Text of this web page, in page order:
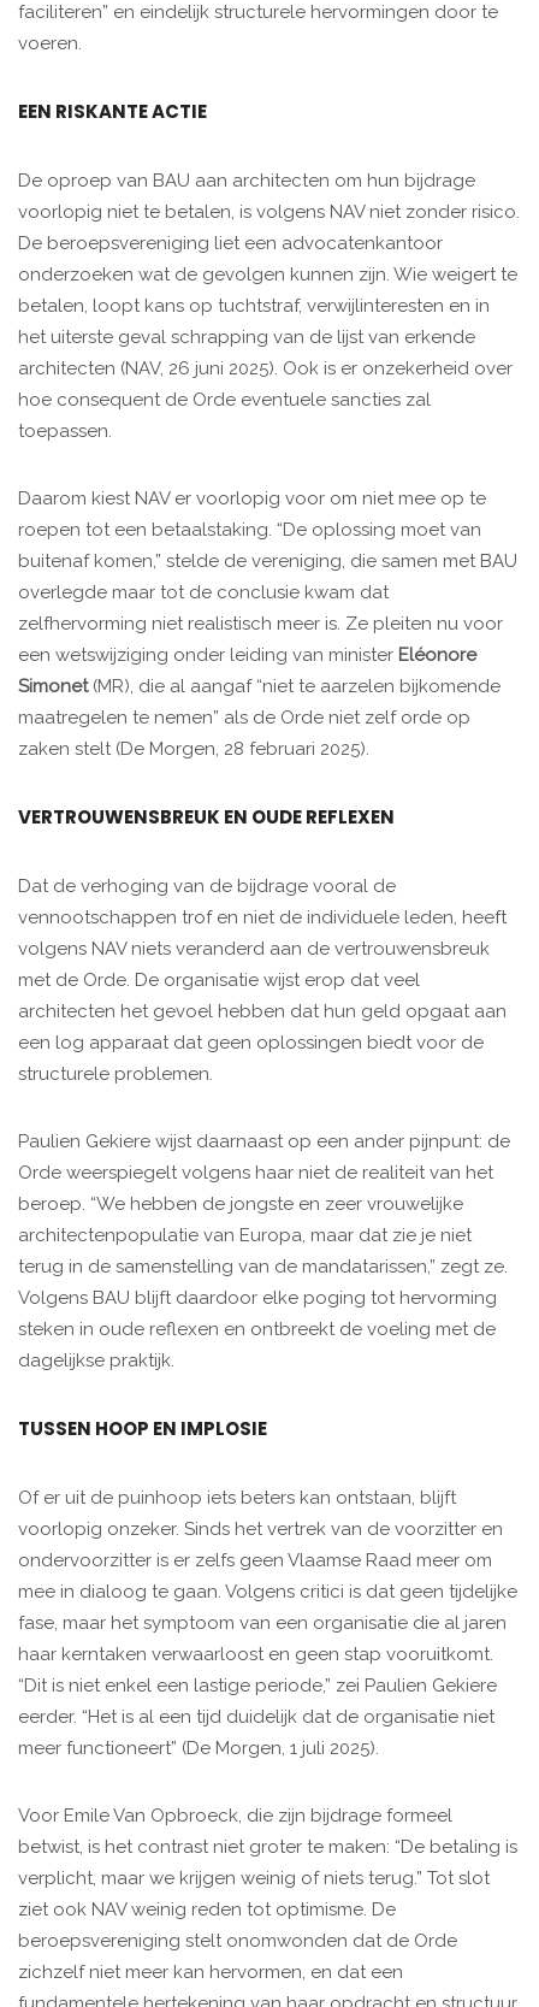
faciliteren” en eindelijk structurele hervormingen door te
voeren.
EEN RISKANTE ACTIE
De oproep van BAU aan architecten om hun bijdrage
voorlopig niet te betalen, is volgens NAV niet zonder risico.
De beroepsvereniging liet een advocatenkantoor
onderzoeken wat de gevolgen kunnen zijn. Wie weigert te
betalen, loopt kans op tuchtstraf, verwijlinteresten en in
het uiterste geval schrapping van de lijst van erkende
architecten (NAV, 26 juni 2025). Ook is er onzekerheid over
hoe consequent de Orde eventuele sancties zal
toepassen.
Daarom kiest NAV er voorlopig voor om niet mee op te
roepen tot een betaalstaking. “De oplossing moet van
buitenaf komen,” stelde de vereniging, die samen met BAU
overlegde maar tot de conclusie kwam dat
zelfhervorming niet realistisch meer is. Ze pleiten nu voor
een wetswijziging onder leiding van minister Eléonore
Simonet(MR), die al aangaf “niet te aarzelen bijkomende
maatregelen te nemen” als de Orde niet zelf orde op
zaken stelt (De Morgen, 28 februari 2025).
VERTROUWENSBREUK EN OUDE REFLEXEN
Dat de verhoging van de bijdrage vooral de
vennootschappen trof en niet de individuele leden, heeft
volgens NAV niets veranderd aan de vertrouwensbreuk
met de Orde. De organisatie wijst erop dat veel
architecten het gevoel hebben dat hun geld opgaat aan
een log apparaat dat geen oplossingen biedt voor de
structurele problemen.
Paulien Gekiere wijst daarnaast op een ander pijnpunt: de
Orde weerspiegelt volgens haar niet de realiteit van het
beroep. “We hebben de jongste en zeer vrouwelijke
architectenpopulatie van Europa, maar dat zie je niet
terug in de samenstelling van de mandatarissen,” zegt ze.
Volgens BAU blijft daardoor elke poging tot hervorming
steken in oude reflexen en ontbreekt de voeling met de
dagelijkse praktijk.
TUSSEN HOOP EN IMPLOSIE
Of er uit de puinhoop iets beters kan ontstaan, blijft
voorlopig onzeker. Sinds het vertrek van de voorzitter en
ondervoorzitter is er zelfs geen Vlaamse Raad meer om
mee in dialoog te gaan. Volgens critici is dat geen tijdelijke
fase, maar het symptoom van een organisatie die al jaren
haar kerntaken verwaarloost en geen stap vooruitkomt.
“Dit is niet enkel een lastige periode,” zei Paulien Gekiere
eerder. “Het is al een tijd duidelijk dat de organisatie niet
meer functioneert” (De Morgen, 1 juli 2025).
Voor Emile Van Opbroeck, die zijn bijdrage formeel
betwist, is het contrast niet groter te maken: “De betaling is
verplicht, maar we krijgen weinig of niets terug.” Tot slot
ziet ook NAV weinig reden tot optimisme. De
beroepsvereniging stelt onomwonden dat de Orde
zichzelf niet meer kan hervormen, en dat een